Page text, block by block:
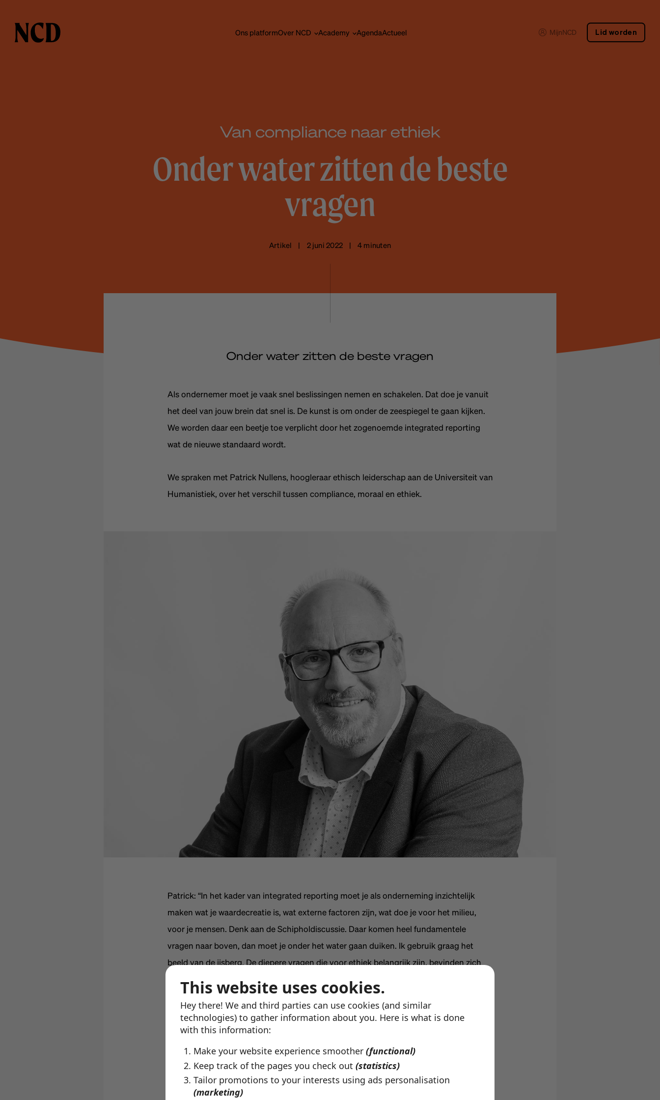
This website uses cookies.
Hey there! We and third parties can use cookies (and similar
technologies) to gather information about you. Here is what is done
with this information:
Make your website experience smoother (functional)
Keep track of the pages you check out (statistics)
Tailor promotions to your interests using ads personalisation
(marketing)
Ons platformOver NCD Academy AgendaActueel MijnNCD Lid worden
Van compliance naar ethiek
Onder water zitten de beste
vragen
Artikel | 2 juni 2022 | 4 minuten
Onder water zitten de beste vragen
Als ondernemer moet je vaak snel beslissingen nemen en schakelen. Dat doe je vanuit
het deel van jouw brein dat snel is. De kunst is om onder de zeespiegel te gaan kijken.
We worden daar een beetje toe verplicht door het zogenoemde integrated reporting
wat de nieuwe standaard wordt.
We spraken met Patrick Nullens, hoogleraar ethisch leiderschap aan de Universiteit van
Humanistiek, over het verschil tussen compliance, moraal en ethiek.
Patrick: “In het kader van integrated reporting moet je als onderneming inzichtelijk
maken wat je waardecreatie is, wat externe factoren zijn, wat doe je voor het milieu,
voor je mensen. Denk aan de Schipholdiscussie. Daar komen heel fundamentele
vragen naar boven, dan moet je onder het water gaan duiken. Ik gebruik graag het
beeld van de ijsberg. De diepere vragen die voor ethiek belangrijk zijn, bevinden zich
onder de waterspiegel.”
Patrick vertelt ons dat je vanuit je activiteit als commissaris vaak de top van de ijsberg
ziet: het gedrag, dingen die mislopen, praktijken die niet kloppen, die niet volgens de
regels zijn. De top van de ijsberg gaat over compliance en risicodenken.
Moraal en ethiek
“Moraal en ethiek zijn meestal synoniemen. Ik maak een verschil tussen moraal en